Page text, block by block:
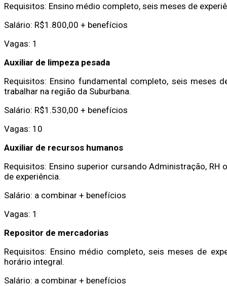
Requisitos: Ensino médio completo, seis meses de
Salário: R$1.800,00 + benefícios
Vagas: 1
Auxiliar de limpeza pesada
Requisitos: Ensino fundamental completo, seis meses
trabalhar na região da Suburbana.
Salário: R$1.530,00 + benefícios
Vagas: 10
Auxiliar de recursos humanos
Requisitos: Ensino superior cursando Administração,
de experiência.
Salário: a combinar + benefícios
Vagas: 1
Repositor de mercadorias
Requisitos: Ensino médio completo, seis meses de
horário integral.
Salário: a combinar + benefícios